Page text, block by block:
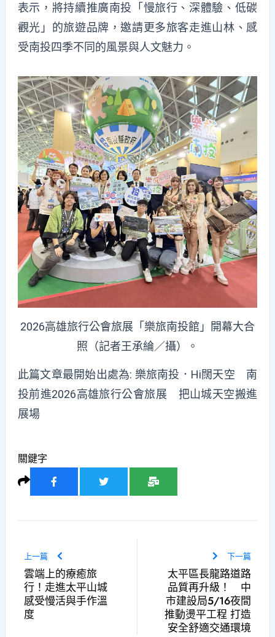
表示，將持續推廣南投「慢旅行、深體驗、低碳
觀光」的旅遊品牌，邀請更多旅客走進山林、感
受南投四季不同的風景與人文魅力。
2026高雄旅行公會旅展「樂旅南投館」開幕大合
照（記者王承綸／攝）。
此篇文章最開始出處為: 樂旅南投．Hi闊天空 南
投前進2026高雄旅行公會旅展 把山城天空搬進
展場
關鍵字
上一篇
雲端上的療癒旅
行！走進太平山城
感受慢活與手作溫
度
下一篇
太平區長龍路道路
品質再升級！ 中
市建設局5/16夜間
推動燙平工程 打造
安全舒適交通環境